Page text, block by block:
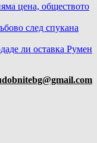
цена, обществото
след спукана
ли оставка Румен